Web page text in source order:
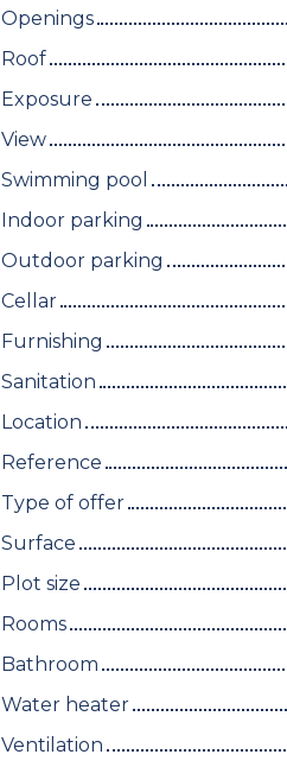
Openings
Roof
Exposure
View
Swimming pool
Indoor parking
Outdoor parking
Cellar
Furnishing
Sanitation
Location
Reference
Type of offer
Surface
Plot size
Rooms
Bathroom
Water heater
Ventilation